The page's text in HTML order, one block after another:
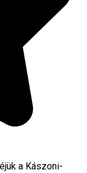
a Kászoni-